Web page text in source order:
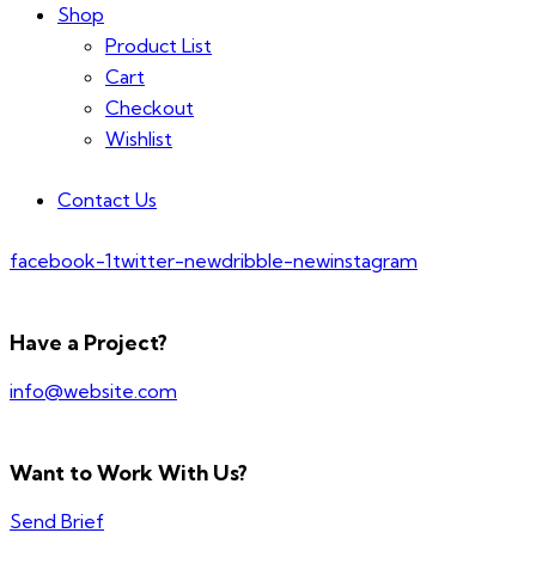
Shop
Product List
Cart
Checkout
Wishlist
Contact Us
facebook-1twitter-newdribble-newinstagram
Have a Project?
info@website.com
Want to Work With Us?
Send Brief